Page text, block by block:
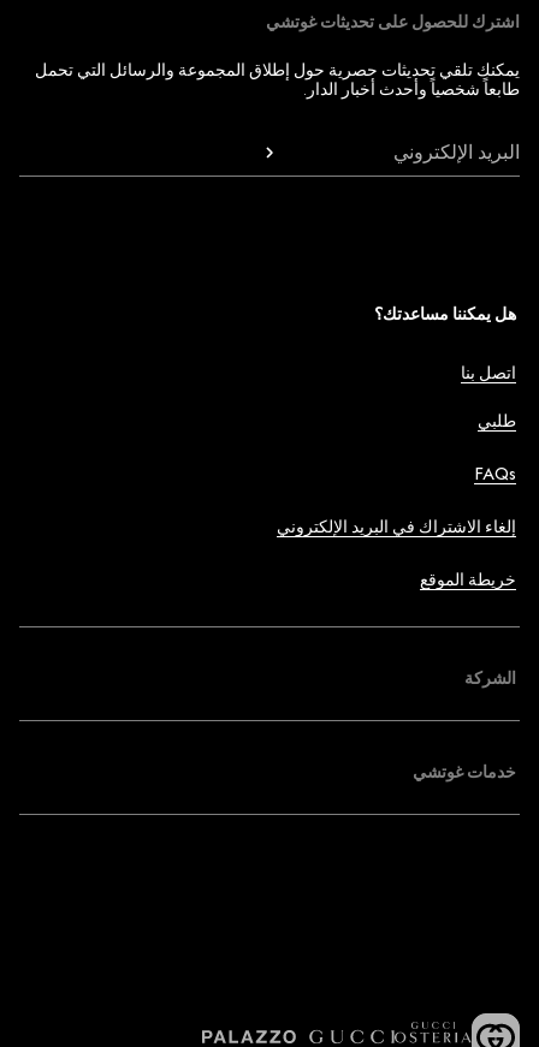
اشترك للحصول على تحديثات غوتشي
يمكنك تلقي تحديثات حصرية حول إطلاق المجموعة والرسائل التي تحمل
طابعاً شخصياً وأحدث أخبار الدار.
البريد الإلكتروني
هل يمكننا مساعدتك؟
اتصل بنا
طلبي
FAQs
إلغاء الاشتراك في البريد الإلكتروني
خريطة الموقع
الشركة
خدمات غوتشي